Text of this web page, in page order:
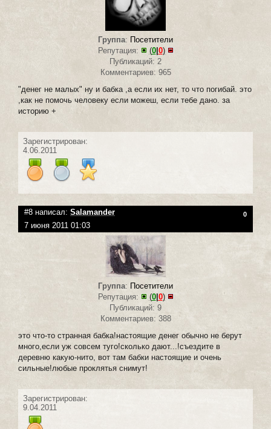
Группа: Посетители
Репутация:
(0| 0)
Публикаций: 2
Комментариев: 965
"денег не малых" ну и бабка ,а если их нет, то что погибай. это
,как не помочь человеку если можеш, если тебе дано. за
историю +
Зарегистрирован:
4.06.2011
#8 написал: Salamander 0
7 июня 2011 01:03
Группа: Посетители
Репутация:
(0| 0)
Публикаций: 9
Комментариев: 388
это что-то странная бабка!настоящие денег обычно не берут
много,если уж совсем туго!сколько дают...!съездите в
деревню какую-нито, вот там бабки настоящие и очень
сильные!любые проклятья снимут!
Зарегистрирован:
9.04.2011